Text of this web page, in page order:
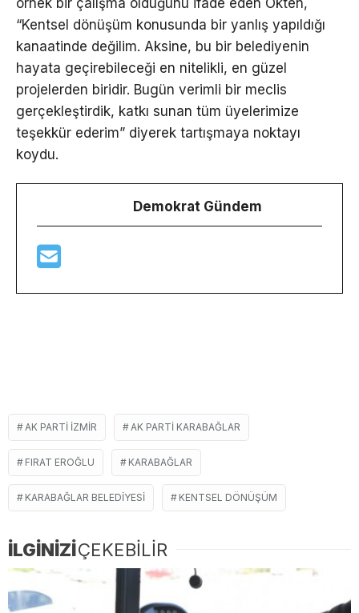
“Kentsel dönüşüm konusunda bir yanlış yapıldığı
kanaatinde değilim. Aksine, bu bir belediyenin
hayata geçirebileceği en nitelikli, en güzel
projelerden biridir. Bugün verimli bir meclis
gerçekleştirdik, katkı sunan tüm üyelerimize
teşekkür ederim” diyerek tartışmaya noktayı
koydu.
Demokrat Gündem
AK PARTI IZMIR AK PARTI KARABAĞLAR
FIRAT EROĞLU KARABAĞLAR
KARABAĞLAR BELEDIYESI KENTSEL DÖNÜŞÜM
İLGİNİZİÇEKEBİLİR